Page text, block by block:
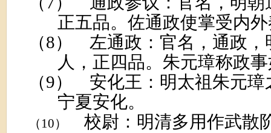
正五品。佐通政使掌受内
（8）
左通政：官名，通政
人，正四品。朱元璋称政
（9）
安化王：明太祖朱元
宁夏安化。
（10）
校尉：明清多用作武散